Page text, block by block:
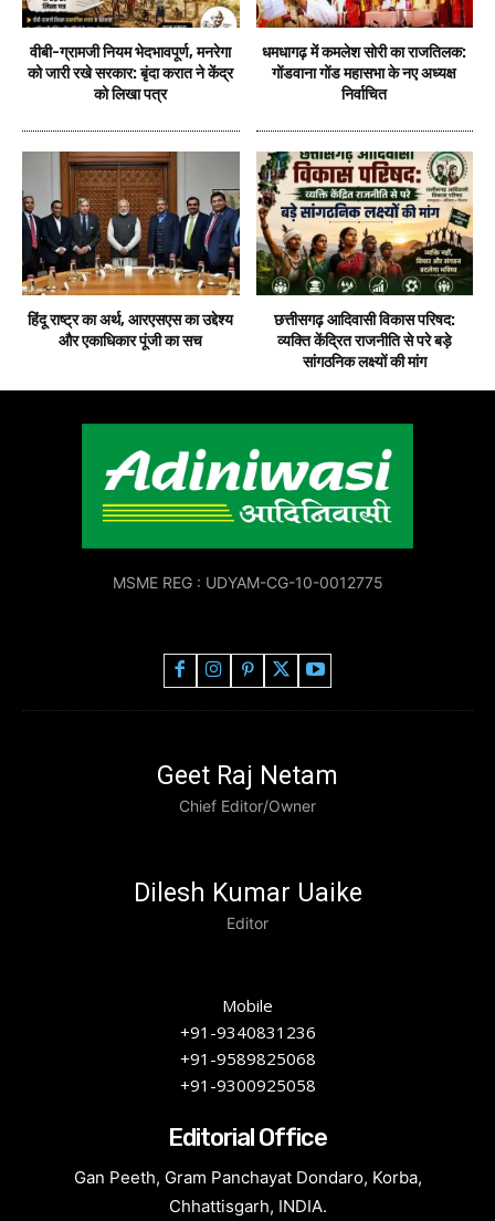
वीबी-ग्रामजी नियम भेदभावपूर्ण, मनरेगा
को जारी रखे सरकार: बृंदा करात ने केंद्र
को लिखा पत्र
धमधागढ़ में कमलेश सोरी का राजतिलक:
गोंडवाना गोंड महासभा के नए अध्यक्ष
निर्वाचित
हिंदू राष्ट्र का अर्थ, आरएसएस का उद्देश्य
और एकाधिकार पूंजी का सच
छत्तीसगढ़ आदिवासी विकास परिषद:
व्यक्ति केंद्रित राजनीति से परे बड़े
सांगठनिक लक्ष्यों की मांग
MSME REG : UDYAM-CG-10-0012775
Geet Raj Netam
Chief Editor/Owner
Dilesh Kumar Uaike
Editor
Mobile
+91-9340831236
+91-9589825068
+91-9300925058
Editorial Office
Gan Peeth, Gram Panchayat Dondaro, Korba,
Chhattisgarh, INDIA.